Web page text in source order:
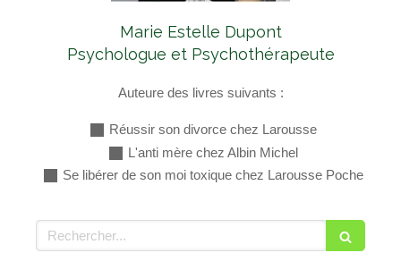
Marie Estelle Dupont
Psychologue et Psychothérapeute
Auteure des livres suivants :
Réussir son divorce chez Larousse
L'anti mère chez Albin Michel
Se libérer de son moi toxique chez Larousse Poche
Rechercher